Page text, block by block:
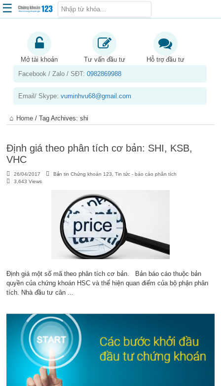
Trang chủ
Kiến thức chứng khoán
Kinh nghiệm đầu tư
Sản phẩm – dịch vụ
Chứng khoán phái sinh
☰
Mở tài khoản Tư vấn đầu tư
Hỗ trợ đầu tư
Facebook / Zalo / SĐT:0982869988
Email/ Skype:vuminhvu68@gmail.com
Home /Tag Archives: shi
Định giá theo phân tích cơ bản: SHI, KSB,
VHC
26/04/2017 Bản tin Chứng khoán 123 ,Tin tức - báo cáo phân tích
3,643 Views
Định giá một số mã theo phân tích cơ bản. Bản báo cáo thuộc bản
quyền của chứng khoán HSC và thể hiện quan điểm của bộ phận phân
tích. Nhà đầu tư cân ...